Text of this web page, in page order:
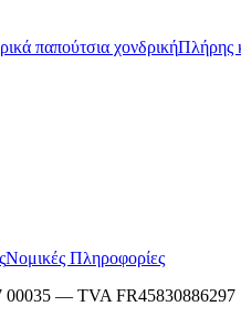
παπούτσια χονδρικήΠλήρης
Νομικές Πληροφορίες
— TVA FR45830886297